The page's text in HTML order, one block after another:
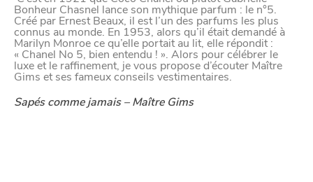
Bonheur Chasnel lance son mythique parfum : le n°5.
Créé par Ernest Beaux, il est l’un des parfums les plus
connus au monde. En 1953, alors qu’il était demandé à
Marilyn Monroe ce qu’elle portait au lit, elle répondit :
« Chanel No 5, bien entendu ! ». Alors pour célébrer le
luxe et le raffinement, je vous propose d’écouter Maître
Gims et ses fameux conseils vestimentaires.
Sapés comme jamais – Maître Gims